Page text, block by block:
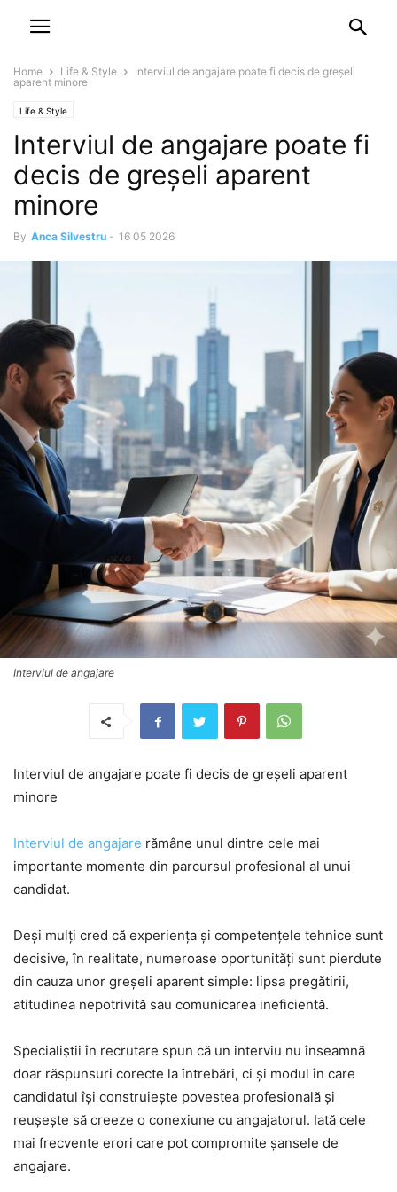
Home Life & Style
Interviul de angajare poate fi decis de greșeli
aparent minore
Life & Style
Interviul de angajare poate fi
decis de greșeli aparent
minore
By Anca Silvestru - 16 05 2026
Interviul de angajare
Interviul de angajare poate fi decis de greșeli aparent
minore
Interviul de angajare rămâne unul dintre cele mai
importante momente din parcursul profesional al unui
candidat.
Deși mulți cred că experiența și competențele tehnice sunt
decisive, în realitate, numeroase oportunități sunt pierdute
din cauza unor greșeli aparent simple: lipsa pregătirii,
atitudinea nepotrivită sau comunicarea ineficientă.
Specialiștii în recrutare spun că un interviu nu înseamnă
doar răspunsuri corecte la întrebări, ci și modul în care
candidatul își construiește povestea profesională și
reușește să creeze o conexiune cu angajatorul. Iată cele
mai frecvente erori care pot compromite șansele de
angajare.